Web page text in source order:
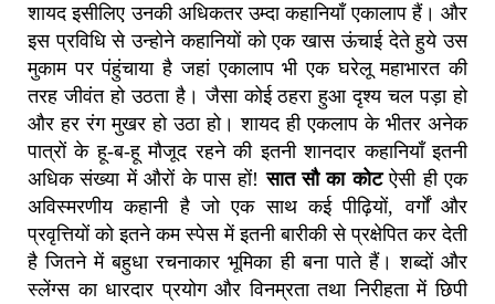
शायद इसीलिए उनकी अधिकतर उम्दा कहानियाँ एकालाप हैं। और
इस प्रविधि से उन्होने कहानियों को एक खास ऊंचाई देते हुये उस
मुकाम पर पंहुंचाया है जहां एकालाप भी एक घरेलू महाभारत की
तरह जीवंत हो उठता है। जैसा कोई ठहरा हुआ दृश्य चल पड़ा हो
और हर रंग मुखर हो उठा हो। शायद ही एकलाप के भीतर अनेक
पात्रों के हू-ब-हू मौजूद रहने की इतनी शानदार कहानियाँ इतनी
अधिक संख्या में औरों के पास हों!सात सौ का कोटऐसी ही एक
अविस्मरणीय कहानी है जो एक साथ कई पीढ़ियों, वर्गों और
प्रवृत्तियों को इतने कम स्पेस में इतनी बारीकी से प्रक्षेपित कर देती
है जितने में बहुधा रचनाकार भूमिका ही बना पाते हैं। शब्दों और
स्लेंग्स का धारदार प्रयोग और विनम्रता तथा निरीहता में छिपी